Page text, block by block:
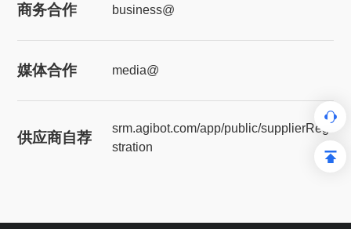
商务合作 business@
媒体合作 media@
供应商自荐
srm.agibot.com/app/public/supplierRegi
stration